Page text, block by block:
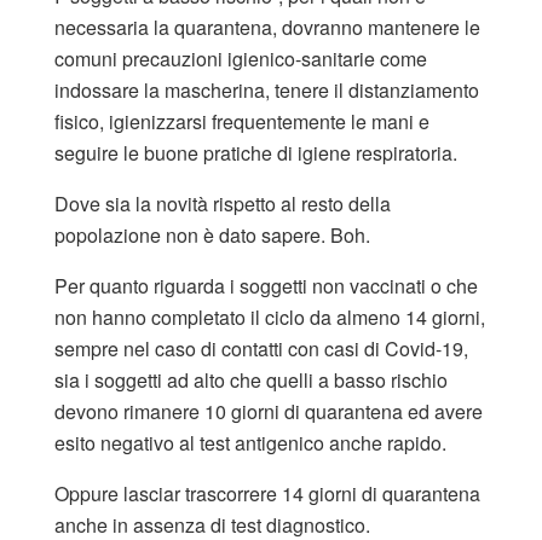
necessaria la quarantena, dovranno mantenere le
comuni precauzioni igienico-sanitarie come
indossare la mascherina, tenere il distanziamento
fisico, igienizzarsi frequentemente le mani e
seguire le buone pratiche di igiene respiratoria.
Dove sia la novità rispetto al resto della
popolazione non è dato sapere. Boh.
Per quanto riguarda i soggetti non vaccinati o che
non hanno completato il ciclo da almeno 14 giorni,
sempre nel caso di contatti con casi di Covid-19,
sia i soggetti ad alto che quelli a basso rischio
devono rimanere 10 giorni di quarantena ed avere
esito negativo al test antigenico anche rapido.
Oppure lasciar trascorrere 14 giorni di quarantena
anche in assenza di test diagnostico.